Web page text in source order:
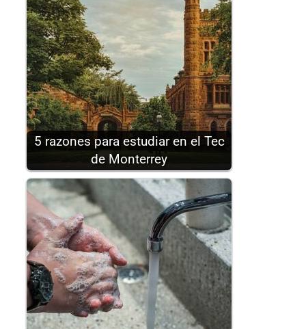
5 razones para estudiar en el Tec
de Monterrey